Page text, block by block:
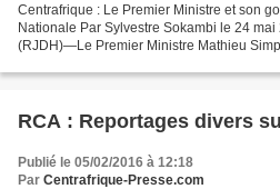
Centrafrique : Le Premier Ministre et son
Nationale Par Sylvestre Sokambi le 24
(RJDH)—Le Premier Ministre Mathieu
RCA : Reportages divers
Publié le 05/02/2016 à 12:18
Par Centrafrique-Presse.com